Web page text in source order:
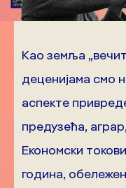
Као земља
деценијама смо
аспекте
предузећа,
Економски
година,